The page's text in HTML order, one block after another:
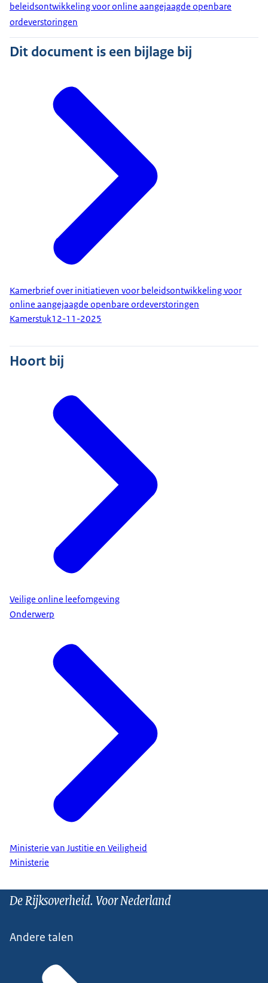
beleidsontwikkeling voor online aangejaagde openbare
ordeverstoringen
Dit document is een bijlage bij
Kamerbrief over initiatieven voor beleidsontwikkeling voor
online aangejaagde openbare ordeverstoringen
Kamerstuk12-11-2025
Hoort bij
Veilige online leefomgeving
Onderwerp
Ministerie van Justitie en Veiligheid
Ministerie
De Rijksoverheid. Voor Nederland
Andere talen